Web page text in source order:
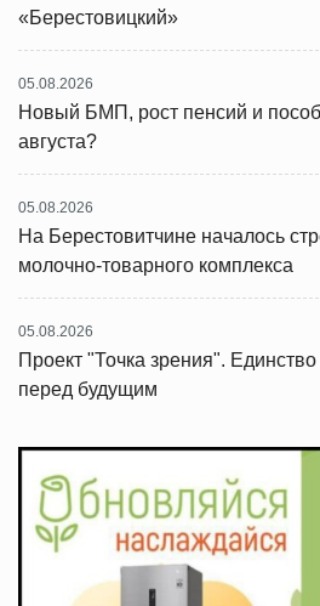
«Берестовицкий»
05.08.2026
Новый БМП, рост пенсий и
августа?
05.08.2026
На Берестовитчине началось
молочно-товарного комплекса
05.08.2026
Проект "Точка зрения". Единство
перед будущим